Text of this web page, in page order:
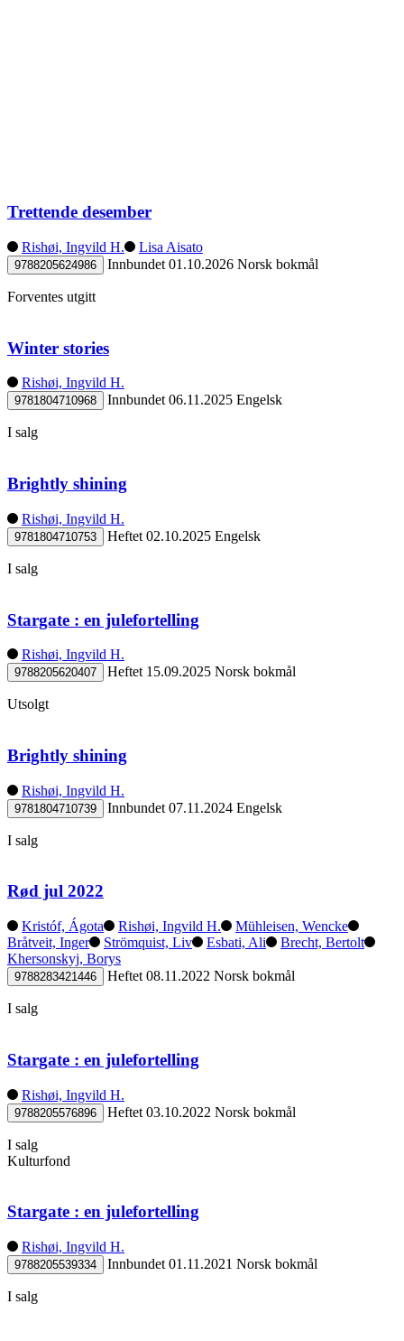
Trettende desember
Rishøi, Ingvild H. Lisa Aisato
9788205624986 Innbundet 01.10.2026 Norsk bokmål
Forventes utgitt
Winter stories
Rishøi, Ingvild H.
9781804710968 Innbundet 06.11.2025 Engelsk
I salg
Brightly shining
Rishøi, Ingvild H.
9781804710753 Heftet 02.10.2025 Engelsk
I salg
Stargate : en julefortelling
Rishøi, Ingvild H.
9788205620407 Heftet 15.09.2025 Norsk bokmål
Utsolgt
Brightly shining
Rishøi, Ingvild H.
9781804710739 Innbundet 07.11.2024 Engelsk
I salg
Rød jul 2022
Kristóf, Ágota Rishøi, Ingvild H.
Mühleisen, Wencke
Bråtveit, Inger
Strömquist, Liv Esbati, Ali
Brecht, Bertolt
Khersonskyj, Borys
9788283421446 Heftet 08.11.2022 Norsk bokmål
I salg
Stargate : en julefortelling
Rishøi, Ingvild H.
9788205576896 Heftet 03.10.2022 Norsk bokmål
I salg
Kulturfond
Stargate : en julefortelling
Rishøi, Ingvild H.
9788205539334 Innbundet 01.11.2021 Norsk bokmål
I salg